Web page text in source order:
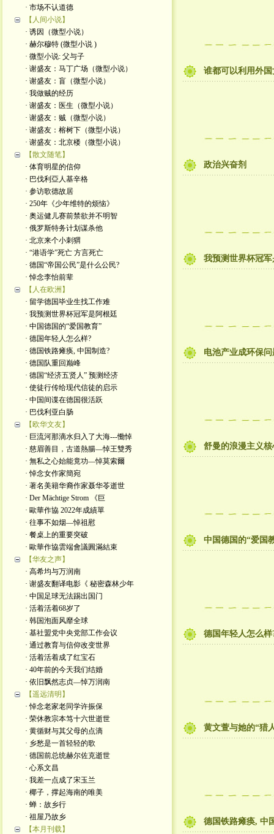
· 市场不认道德
【人间小说】
· 诱因（微型小说）
· 赫尔穆特 (微型小说 )
· 微型小说: 父与子
· 谢盛友：马丁广场（微型小说）
· 谢盛友：盲（微型小说）
· 我做贼的经历
· 谢盛友：医生（微型小说）
· 谢盛友：贼（微型小说）
· 谢盛友：榕树下（微型小说）
· 谢盛友：北京楼（微型小说）
【散文随笔】
· 体育明星的信仰
· 巴伐利亞人基辛格
· 参访歌德故居
· 250年《少年维特的烦恼》
· 奥运健儿赛前禁欲并不明智
· 俄罗斯特务计划谋杀他
· 北京来个小刺猬
· “港语学”死亡 方言死亡
· 德国“帝国公民”是什么公民?
· 悼念李怡前辈
【人在欧洲】
· 留学德国毕业生找工作难
· 我预测世界杯冠军是阿根廷
· 中国德国的“爱国教育”
· 德国年轻人怎么样?
· 德国铁路瘫痪, 中国制造?
· 德国队重回巅峰
· 德国“经济五贤人” 预测经济
· 使徒行传给现代信徒的启示
· 中国间谍在德国很活跃
· 巴伐利亚白肠
【欧华文友】
· 巨流河那滴水归入了大海---慟悼
· 慈眉善目，古道熱腸—悼王雙秀
· 無私之心始能竟功—悼莫索爾
· 悼念女作家簡宛
· 著名美籍华裔作家聂华苓逝世
· Der Mächtige Strom 《巨
· 歐華作協 2022年成績單
· 往事不如烟—悼祖慰
· 餐桌上的重要突破
· 歐華作協雲端會議圓滿結束
【华友之声】
· 高希均与万润南
· 谢盛友翻译电影《 秘密森林少年
· 中国足球无法踢出国门
· 活着活着68岁了
· 韩国泡面风靡全球
· 基社盟党中央党部工作会议
· 通过教育与信仰改变世界
· 活着活着成了红宝石
· 40年前的今天我们结婚
· 依旧飘然志贞—悼万润南
【遥远清明】
· 悼念老家老同学许振保
· 荣休教宗本笃十六世逝世
· 黄循财与其父母的点滴
· 乡愁是一首轻轻的歌
· 德国前总统赫尔佐克逝世
· 心系文昌
· 我差一点成了宋玉兰
· 椰子，撑起海南的唯美
· 蝉：故乡行
· 祖屋乃故乡
【本月刊载】
谁都可以利用外
政治兴奋剂
我预测世界杯冠
电池产业成环保问
舒曼的浪漫主义核
中国德国的“爱国
德国年轻人怎么样
黄文萱与她的“猎
德国铁路瘫痪, 中